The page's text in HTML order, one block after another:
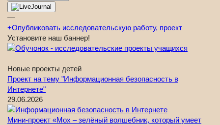
—
+Опубликовать исследовательскую работу, проект
Установите наш баннер!
Новые проекты детей
Проект на тему "Информационная безопасность в
Интернете"
29.06.2026
Мини-проект «Мох – зелёный волшебник, который умеет